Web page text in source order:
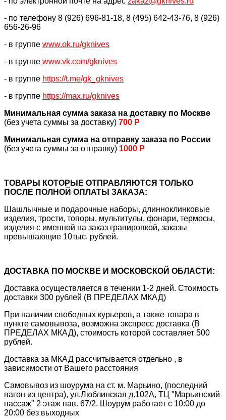
- по телефону 8 (926) 696-81-18, 8 (495) 642-43-76, 8 (926)
656-26-96
- в группе www.ok.ru/gknives
- в группе www.vk.com/gknives
- в группе https://t.me/gk_gknives
- в группе https://max.ru/gknives
Минимальная сумма заказа на доставку по Москве
(без учета суммы за доставку) 700 Р
Минимальная сумма на отправку заказа по России
(без учета суммы за отправку) 1000 Р
ТОВАРЫ КОТОРЫЕ ОТПРАВЛЯЮТСЯ ТОЛЬКО
ПОСЛЕ ПОЛНОЙ ОПЛАТЫ ЗАКАЗА:
Шашлычные и подарочные наборы, длинноклинковые
изделия, трости, топоры, мультитулы, фонари, термосы,
изделия с именной на заказ гравировкой, заказы
превышающие 10тыс. рублей.
ДОСТАВКА ПО МОСКВЕ И МОСКОВСКОЙ ОБЛАСТИ:
Доставка осуществляется в течении 1-2 дней. Стоимость
доставки 300 рублей (В ПРЕДЕЛАХ МКАД)
При наличии свободных курьеров, а также товара в
пункте самовывоза, возможна экспресс доставка (В
ПРЕДЕЛАХ МКАД), стоимость которой составляет 500
рублей.
Доставка за МКАД рассчитывается отдельно , в
зависимости от Вашего расстояния
Самовывоз из шоурума на ст. м. Марьино, (последний
вагон из центра), ул.Люблинская д.102А, ТЦ "Марьинский
пассаж" 2 этаж пав. 67/2. Шоурум работает с 10:00 до
20:00 без выходных